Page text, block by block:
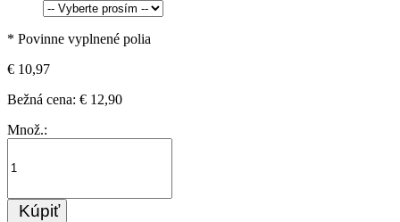
* Povinne vyplnené polia
€ 10,97
Bežná cena: € 12,90
Množ.:
Kúpiť